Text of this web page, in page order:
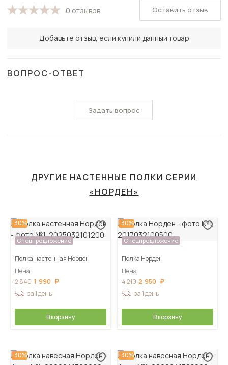
0 отзывов
Добавьте отзыв, если купили данный товар
Оставить отзыв
ВОПРОС-ОТВЕТ
Задать вопрос
ДРУГИЕ НАСТЕННЫЕ ПОЛКИ СЕРИИ
«НОРДЕН»
-30%
Спецпредложение
Полка настенная Норден
Цена
2 840 1 990
за 1 день
В корзину
-30%
Спецпредложение
Полка Норден
Цена
4 210 2 950
за 1 день
В корзину
-30% -30%